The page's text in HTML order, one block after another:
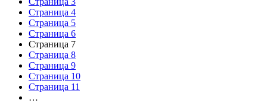
Страница 4
Страница 5
Страница 6
Страница 7
Страница 8
Страница 9
Страница 10
Страница 11
…